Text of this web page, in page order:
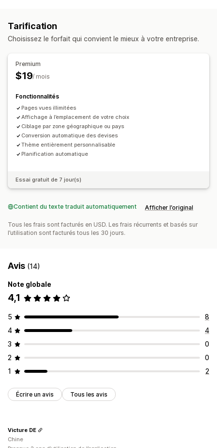
Options de programmation
Réinitialisé à chaque visite
En fonction de la session
Offres quotidiennes
Promotion à durée limitée
Date d’expiration
Événement spécial Pré-commande
Lancement de produits Heure limite d’expédition
Lancement de boutique
Frais d’expédition
Localisation
Tarification
Choisissez le forfait qui convient le mieux à votre entreprise.
Premium
$19/ mois
Fonctionnalités
Pages vues illimitées
Affichage à l’emplacement de votre choix
Ciblage par zone géographique ou pays
Conversion automatique des devises
Thème entièrement personnalisable
Planification automatique
Essai gratuit de 7 jour(s)
Contient du texte traduit automatiquement Afficher l’original
Tous les frais sont facturés en USD. Les frais récurrents et basés sur
l’utilisation sont facturés tous les 30 jours.
Avis (14)
Note globale
4,1
5
8
4
4
3
0
2
0
1
2
Écrire un avis Tous les avis
Victure DE
Chine